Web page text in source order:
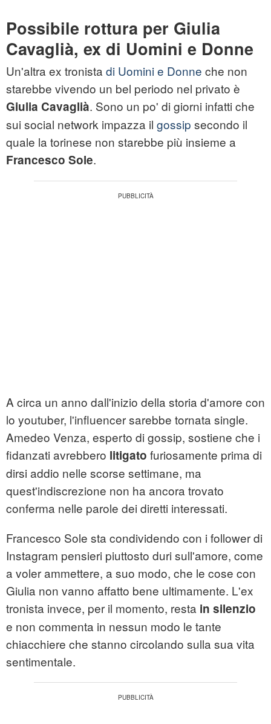
Possibile rottura per Giulia
Cavaglià, ex di Uomini e Donne
Un'altra ex tronista di Uomini e Donne che non
starebbe vivendo un bel periodo nel privato è
Giulia Cavaglià. Sono un po' di giorni infatti che
sui social network impazza il gossip secondo il
quale la torinese non starebbe più insieme a
Francesco Sole.
A circa un anno dall'inizio della storia d'amore con
lo youtuber, l'influencer sarebbe tornata single.
Amedeo Venza, esperto di gossip, sostiene che i
fidanzati avrebbero litigato furiosamente prima di
dirsi addio nelle scorse settimane, ma
quest'indiscrezione non ha ancora trovato
conferma nelle parole dei diretti interessati.
Francesco Sole sta condividendo con i follower di
Instagram pensieri piuttosto duri sull'amore, come
a voler ammettere, a suo modo, che le cose con
Giulia non vanno affatto bene ultimamente. L'ex
tronista invece, per il momento, resta in silenzio
e non commenta in nessun modo le tante
chiacchiere che stanno circolando sulla sua vita
sentimentale.